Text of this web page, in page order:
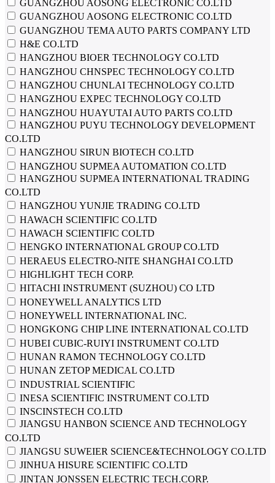
GUANGZHOU AOSONG ELECTRONIC CO.LTD
GUANGZHOU AOSONG ELECTRONIC CO.LTD
GUANGZHOU TEMA AUTO PARTS COMPANY LTD
H&E CO.LTD
HANGZHOU BIOER TECHNOLOGY CO.LTD
HANGZHOU CHNSPEC TECHNOLOGY CO.LTD
HANGZHOU CHUNLAI TECHNOLOGY CO.LTD
HANGZHOU EXPEC TECHNOLOGY CO.LTD
HANGZHOU HUAYUTAI AUTO PARTS CO.LTD
HANGZHOU PUYU TECHNOLOGY DEVELOPMENT
CO.LTD
HANGZHOU SIRUN BIOTECH CO.LTD
HANGZHOU SUPMEA AUTOMATION СО.LTD
HANGZHOU SUPMEA INTERNATIONAL TRADING
CO.LTD
HANGZHOU YUNJIE TRADING CO.LTD
HAWACH SCIENTIFIC CO.LTD
HAWACH SCIENTIFIC COLTD
HENGKO INTERNATIONAL GROUP CO.LTD
HERAEUS ELECTRO-NITE SHANGHAI CO.LTD
HIGHLIGHT TECH CORP.
HITACHI INSTRUMENT (SUZHOU) CO LTD
HONEYWELL ANALYTICS LTD
HONEYWELL INTERNATIONAL INC.
HONGKONG CHIP LINE INTERNATIONAL CO.LTD
HUBEI CUBIC-RUIYI INSTRUMENT CO.LTD
HUNAN RAMON TECHNOLOGY CO.LTD
HUNAN ZETOP MEDICAL CO.LTD
INDUSTRIAL SCIENTIFIC
INESA SCIENTIFIC INSTRUMENT CO.LTD
INSCINSTECH CO.LTD
JIANGSU HANBON SCIENCE AND TECHNOLOGY
CO.LTD
JIANGSU SUWEIER SCIENCE&TECHNOLOGY CO.LTD
JINHUA HISURE SCIENTIFIC CO.LTD
JINTAN JONSSEN ELECTRIC TECH.CORP.